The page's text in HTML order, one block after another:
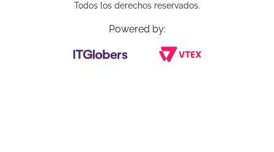
Todos los derechos reservados.
Powered by: